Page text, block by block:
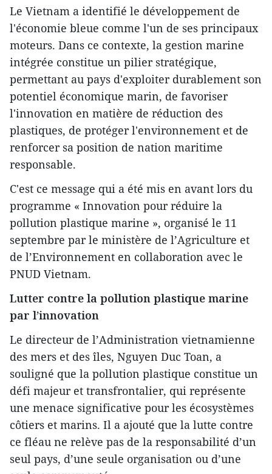
Le Vietnam a identifié le développement de
l'économie bleue comme l'un de ses principaux
moteurs. Dans ce contexte, la gestion marine
intégrée constitue un pilier stratégique,
permettant au pays d'exploiter durablement son
potentiel économique marin, de favoriser
l'innovation en matière de réduction des
plastiques, de protéger l'environnement et de
renforcer sa position de nation maritime
responsable.
C'est ce message qui a été mis en avant lors du
programme « Innovation pour réduire la
pollution plastique marine », organisé le 11
septembre par le ministère de l’Agriculture et
de l’Environnement en collaboration avec le
PNUD Vietnam.
Lutter contre la pollution plastique marine
par l’innovation
Le directeur de l’Administration vietnamienne
des mers et des îles, Nguyen Duc Toan, a
souligné que la pollution plastique constitue un
défi majeur et transfrontalier, qui représente
une menace significative pour les écosystèmes
côtiers et marins. Il a ajouté que la lutte contre
ce fléau ne relève pas de la responsabilité d’un
seul pays, d’une seule organisation ou d’une